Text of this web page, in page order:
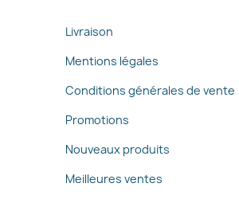
Livraison
Mentions légales
Conditions générales de vente
Promotions
Nouveaux produits
Meilleures ventes